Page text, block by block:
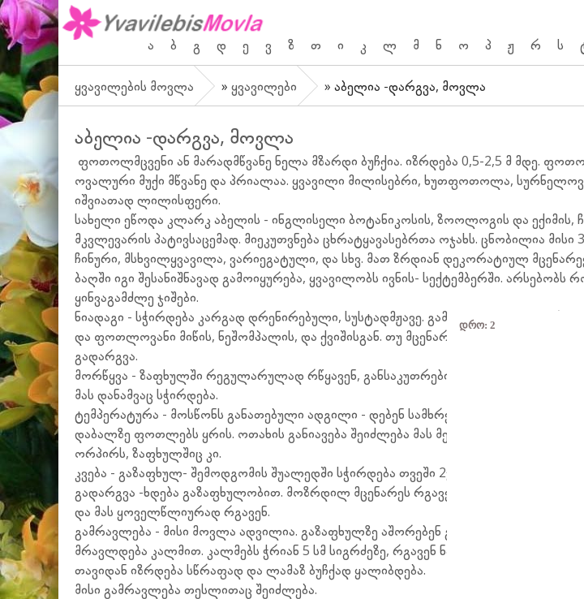
ა ბ გ დ ე ვ ზ თ ი კ ლ მ ნ ო პ ჟ რ ს
დრო:1
ყვავილების მოვლა » ყვავილები » აბელია -დარგვა, მოვლა
აბელია -დარგვა, მოვლა
ფოთოლმცვენი ან მარადმწვანე ნელა მზარდი ბუჩქია. იზრდება 0,5-2,5 მ მდე.
ოვალური მუქი მწვანე და პრიალაა. ყვავილი მილისებრი, ხუთფოთოლა,
იშვიათად ლილისფერი.
სახელი ეწოდა კლარკ აბელის - ინგლისელი ბოტანიკოსის, ზოოლოგის და
მკვლევარის პატივსაცემად. მიეკუთვნება ცხრატყავასებრთა ოჯახს. ცნობილია
ჩინური, მსხვილყვავილა, ვარიეგატული, და სხვ. მათ ზრდიან დეკორატიულ
ბაღში იგი შესანიშნავად გამოიყურება, ყვავილობს ივნის- სექტემბერში.
ყინვაგამძლე ჯიშები.
ნიადაგი - სჭირდება კარგად დრენირებული, სუსტადმჟავე. გამოდგება სუგლინური
და ფოთლოვანი მიწის, ნეშომპალის, და ქვიშისგან. თუ მცენარე კონტეინერშია
გადარგვა.
მორწყვა - ზაფხულში რეგულარულად რწყავენ, განსაკუთრებით ყვავილობისას.
მას დანამვაც სჭირდება.
ტემპერატურა - მოსწონს განათებული ადგილი - დებენ სამხრეთ ან აღმოსავლეთ
დაბალზე ფოთლებს ყრის. ოთახის განიავება შეიძლება მას მერე, რაც მცენარეს
ორპირს, ზაფხულშიც კი.
კვება - გაზაფხულ- შემოდგომის შუალედში სჭირდება თვეში 2ჯერ ორგანული და
გადარგვა -ხდება გაზაფხულობით. მოზრდილ მცენარეს რგავენ საჭიროებისას.
და მას ყოველწლიურად რგავენ.
გამრავლება - მისი მოვლა ადვილია. გაზაფხულზე აშორებენ გამხმარ ტოტებს,
მრავლდება კალმით. კალმებს ჭრიან 5 სმ სიგრძეზე, რგავენ ნამიან ქვიშაში. 2-3
თავიდან იზრდება სწრაფად და ლამაზ ბუჩქად ყალიბდება.
მისი გამრავლება თესლითაც შეიძლება.